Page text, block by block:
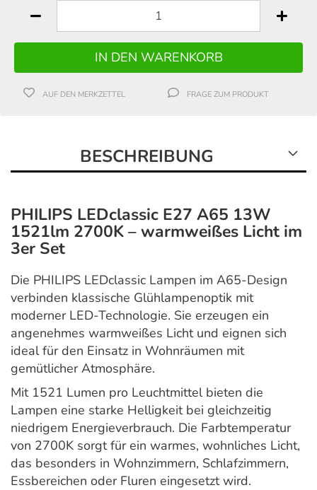
AUF DEN MERKZETTEL FRAGE ZUM PRODUKT
BESCHREIBUNG
PHILIPS LEDclassic E27 A65 13W
1521lm 2700K – warmweißes Licht im
3er Set
Die PHILIPS LEDclassic Lampen im A65-Design
verbinden klassische Glühlampenoptik mit
moderner LED-Technologie. Sie erzeugen ein
angenehmes warmweißes Licht und eignen sich
ideal für den Einsatz in Wohnräumen mit
gemütlicher Atmosphäre.
Mit 1521 Lumen pro Leuchtmittel bieten die
Lampen eine starke Helligkeit bei gleichzeitig
niedrigem Energieverbrauch. Die Farbtemperatur
von 2700K sorgt für ein warmes, wohnliches Licht,
das besonders in Wohnzimmern, Schlafzimmern,
Essbereichen oder Fluren eingesetzt wird.